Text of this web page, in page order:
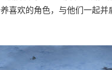
喜欢的角色，与他们一起